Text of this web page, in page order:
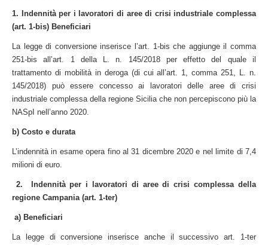
1. Indennità per i lavoratori di aree di crisi industriale complessa
(art. 1-bis) Beneficiari
La legge di conversione inserisce l’art. 1-bis che aggiunge il comma
251-bis all’art. 1 della L. n. 145/2018 per effetto del quale il
trattamento di mobilità in deroga (di cui all’art. 1, comma 251, L. n.
145/2018) può essere concesso ai lavoratori delle aree di crisi
industriale complessa della regione Sicilia che non percepiscono più la
NASpI nell’anno 2020.
b) Costo e durata
L’indennità in esame opera fino al 31 dicembre 2020 e nel limite di 7,4
milioni di euro.
2.
Indennità per i lavoratori di aree di crisi complessa della
regione Campania (art. 1-ter)
a) Beneficiari
La legge di conversione inserisce anche il successivo art. 1-ter